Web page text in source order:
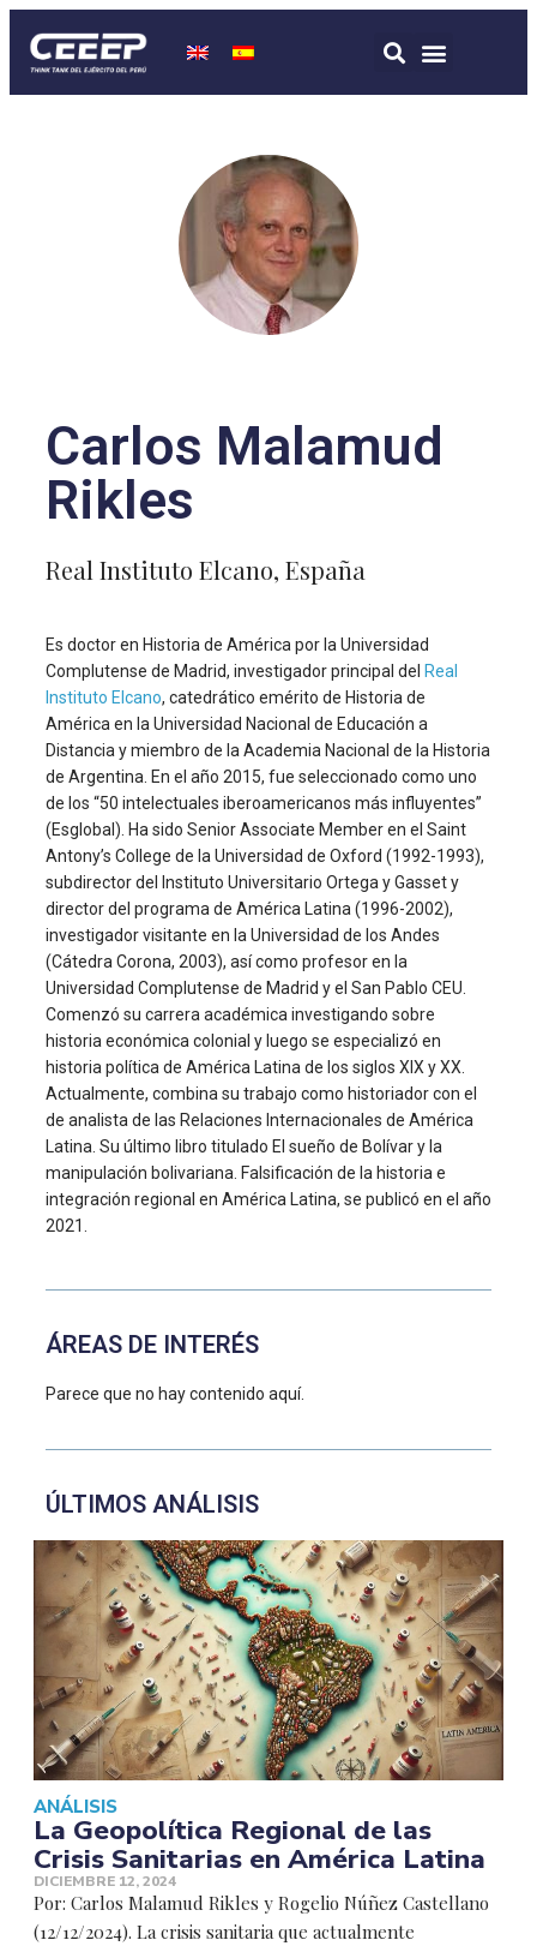
Carlos Malamud
Rikles
Real Instituto Elcano, España
Es doctor en Historia de América por la Universidad
Complutense de Madrid, investigador principal del Real
Instituto Elcano, catedrático emérito de Historia de
América en la Universidad Nacional de Educación a
Distancia y miembro de la Academia Nacional de la Historia
de Argentina. En el año 2015, fue seleccionado como uno
de los “50 intelectuales iberoamericanos más influyentes”
(Esglobal). Ha sido Senior Associate Member en el Saint
Antony’s College de la Universidad de Oxford (1992-1993),
subdirector del Instituto Universitario Ortega y Gasset y
director del programa de América Latina (1996-2002),
investigador visitante en la Universidad de los Andes
(Cátedra Corona, 2003), así como profesor en la
Universidad Complutense de Madrid y el San Pablo CEU.
Comenzó su carrera académica investigando sobre
historia económica colonial y luego se especializó en
historia política de América Latina de los siglos XIX y XX.
Actualmente, combina su trabajo como historiador con el
de analista de las Relaciones Internacionales de América
Latina. Su último libro titulado El sueño de Bolívar y la
manipulación bolivariana. Falsificación de la historia e
integración regional en América Latina, se publicó en el año
2021.
ÁREAS DE INTERÉS
Parece que no hay contenido aquí.
ÚLTIMOS ANÁLISIS
ANÁLISIS
La Geopolítica Regional de las
Crisis Sanitarias en América Latina
DICIEMBRE 12, 2024
Por: Carlos Malamud Rikles y Rogelio Núñez Castellano
(12/12/2024). La crisis sanitaria que actualmente